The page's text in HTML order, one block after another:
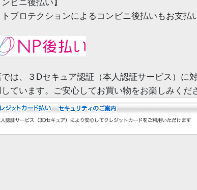
プロテクションによるコンビニ後払いもお支払
は、３Dセキュア認証（本人認証サービス）に
ています。ご安心してお買い物をお楽しみくだ